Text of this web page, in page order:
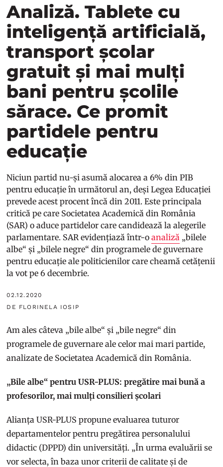
Analiză. Tablete cu
inteligență artificială,
transport școlar
gratuit și mai mulți
bani pentru școlile
sărace. Ce promit
partidele pentru
educație
Niciun partid nu-și asumă alocarea a 6% din PIB
pentru educație în următorul an, deși Legea Educației
prevede acest procent încă din 2011. Este principala
critică pe care Societatea Academică din România
(SAR) o aduce partidelor care candidează la alegerile
parlamentare. SAR evidențiază într-oanaliză „bilele
albe“ și „bilele negre“ din programele de guvernare
pentru educație ale politicienilor care cheamă cetățenii
la vot pe 6 decembrie.
02.12.2020
DE FLORINELA IOSIP
Am ales câteva „bile albe“ și „bile negre“ din
programele de guvernare ale celor mai mari partide,
analizate de Societatea Academică din România.
„Bile albe“ pentru USR-PLUS: pregătire mai bună a
profesorilor, mai mulți consilieri școlari
Alianța USR-PLUS propune evaluarea tuturor
departamentelor pentru pregătirea personalului
didactic (DPPD) din universități. „În urma evaluării se
vor selecta, în baza unor criterii de calitate și de